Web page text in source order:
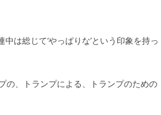
は総じて‘やっぱりな’という印象を持っ
の、トランプによる、トランプのための